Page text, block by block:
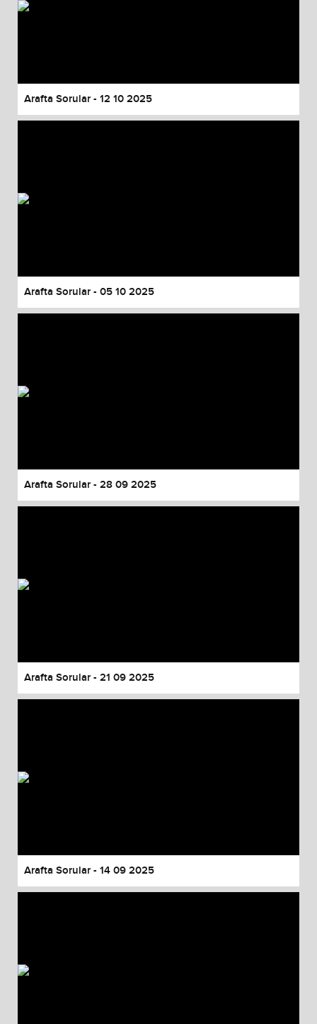
Arafta Sorular - 12 10 2025
Arafta Sorular - 05 10 2025
Arafta Sorular - 28 09 2025
Arafta Sorular - 21 09 2025
Arafta Sorular - 14 09 2025